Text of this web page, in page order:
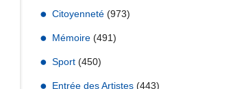
Citoyenneté (973)
Mémoire (491)
Sport (450)
Entrée des Artistes (443)